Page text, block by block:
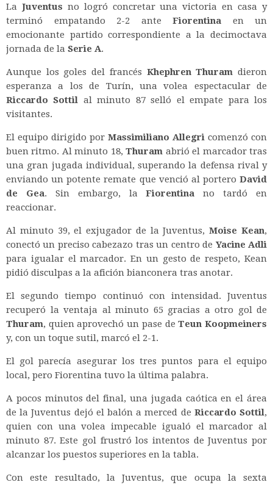
La Juventus no logró concretar una victoria en casa y
terminó empatando 2-2 ante Fiorentina en un
emocionante partido correspondiente a la decimoctava
jornada de la Serie A.
Aunque los goles del francés Khephren Thuram dieron
esperanza a los de Turín, una volea espectacular de
Riccardo Sottil al minuto 87 selló el empate para los
visitantes.
El equipo dirigido por Massimiliano Allegri comenzó con
buen ritmo. Al minuto 18,Thuram abrió el marcador tras
una gran jugada individual, superando la defensa rival y
enviando un potente remate que venció al portero David
de Gea. Sin embargo, laFiorentina no tardó en
reaccionar.
Al minuto 39, el exjugador de la Juventus,Moise Kean,
conectó un preciso cabezazo tras un centro de Yacine Adli
para igualar el marcador. En un gesto de respeto, Kean
pidió disculpas a la afición bianconera tras anotar.
El segundo tiempo continuó con intensidad. Juventus
recuperó la ventaja al minuto 65 gracias a otro gol de
Thuram, quien aprovechó un pase deTeun Koopmeiners
y, con un toque sutil, marcó el 2-1.
El gol parecía asegurar los tres puntos para el equipo
local, pero Fiorentina tuvo la última palabra.
A pocos minutos del final, una jugada caótica en el área
de la Juventus dejó el balón a merced de Riccardo Sottil,
quien con una volea impecable igualó el marcador al
minuto 87. Este gol frustró los intentos de Juventus por
alcanzar los puestos superiores en la tabla.
Con este resultado, la Juventus, que ocupa la sexta